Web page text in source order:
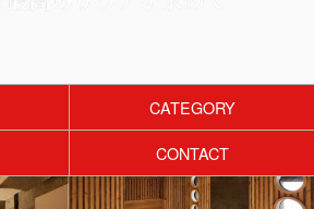
CATEGORY
CONTACT